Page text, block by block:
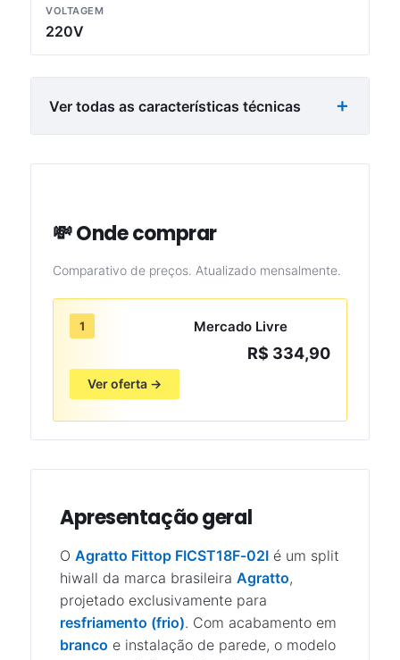
VOLTAGEM
220V
Ver todas as características técnicas
💸 Onde comprar
Comparativo de preços. Atualizado mensalmente.
1 Mercado Livre
R$ 334,90
Ver oferta →
Apresentação geral
O Agratto Fittop FICST18F-02I é um split
hiwall da marca brasileira Agratto,
projetado exclusivamente para
resfriamento (frio). Com acabamento em
branco e instalação de parede, o modelo